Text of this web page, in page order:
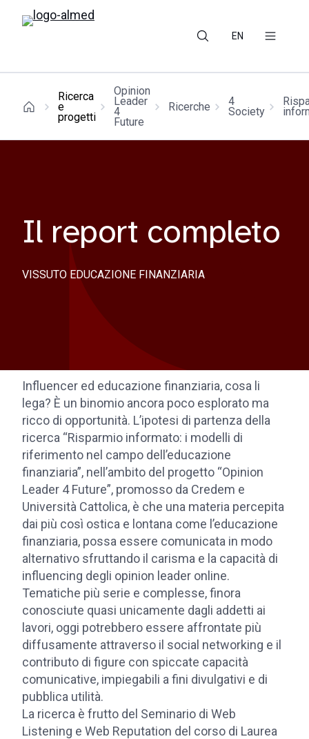
EN
Ricerca
e
progetti
Opinion
Leader
4
Future
Ricerche 4
Society
Il report completo
VISSUTO EDUCAZIONE FINANZIARIA
Influencer ed educazione finanziaria, cosa li
lega? È un binomio ancora poco esplorato ma
ricco di opportunità. L’ipotesi di partenza della
ricerca “Risparmio informato: i modelli di
riferimento nel campo dell’educazione
finanziaria”, nell’ambito del progetto “Opinion
Leader 4 Future”, promosso da Credem e
Università Cattolica, è che una materia percepita
dai più così ostica e lontana come l’educazione
finanziaria, possa essere comunicata in modo
alternativo sfruttando il carisma e la capacità di
influencing degli opinion leader online.
Tematiche più serie e complesse, finora
conosciute quasi unicamente dagli addetti ai
lavori, oggi potrebbero essere affrontate più
diffusamente attraverso il social networking e il
contributo di figure con spiccate capacità
comunicative, impiegabili a fini divulgativi e di
pubblica utilità.
La ricerca è frutto del Seminario di Web
Listening e Web Reputation del corso di Laurea